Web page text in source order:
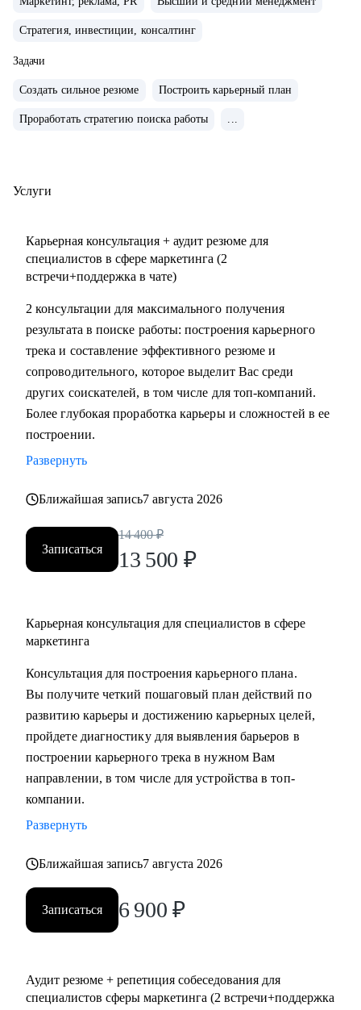
рынки, в том числе международные. Опыт привлечения
инвестиций.
• 15+ опыт найма, сформировала 5 команд с нуля. Сильная
систем и процессов.
• Провела более 150 собеседований, более 120 менторских
странах MENA.
С чем помогу:
• Подготовиться к карьерному переходу в сферу
маркетинга, и в сфере маркетинга из одной отрасли в
другую
• Выявить сильные стороны, а главное, ключевую
ценность, за которую будут доплачивать
• Сформулировать карьерную цель и разработать план для
ее достижения (пошаговая дорожная карта)
• Составить план роста до позиции директор по
• Проведу аудит резюме и тестового задания, помогу
сопроводительное письмо, чтобы приглашали в компании
• Проведу репетицию собеседования, помогу
• Построить эффективную команду маркетинга,
оптимизировать процессы внутри отдела маркетинга и
собственниками.
Кому могу помочь:
• Всем, кто хочет сменить карьерный трек и перейти в
маркетинг или развиваться в консалтинге;
• Специалистам (Junior-Middle-Senior) и руководителям из:
копирайтинг, event-маркетинг, контент-маркетинг и пр.) и
- E-commerce;
• Директорам по направлениям: маркетинг, e-commerce,
развитие бизнеса;
• Руководителям бизнеса в построении отдела маркетинга.
Стратегия, инвестиции, консалтинг
Задачи
Создать сильное резюме Построить карьерный план
Проработать стратегию поиска работы ...
Услуги
Карьерная консультация + аудит резюме для
специалистов в сфере маркетинга (2
встречи+поддержка в чате)
2 консультации для максимального получения
результата в поиске работы: построения карьерного
трека и составление эффективного резюме и
сопроводительного, которое выделит Вас среди
других соискателей, в том числе для топ-компаний.
Более глубокая проработка карьеры и сложностей в ее
построении.
Развернуть
Ближайшая запись7 августа 2026
Записаться
14 400 ₽
13 500 ₽
Карьерная консультация для специалистов в сфере
маркетинга
Консультация для построения карьерного плана.
Вы получите четкий пошаговый план действий по
развитию карьеры и достижению карьерных целей,
пройдете диагностику для выявления барьеров в
построении карьерного трека в нужном Вам
направлении, в том числе для устройства в топ-
компании.
Развернуть
Ближайшая запись7 августа 2026
Записаться 6 900 ₽
Аудит резюме + репетиция собеседования для
специалистов сферы маркетинга (2 встречи+поддержка